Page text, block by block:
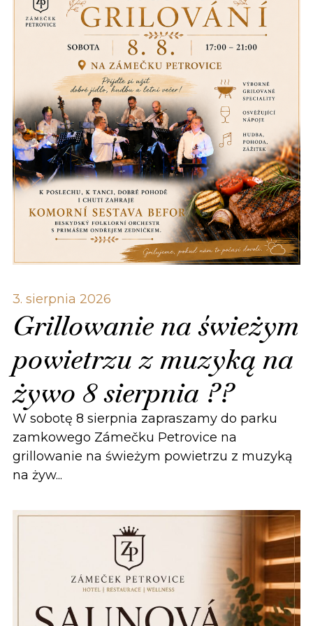
3. sierpnia 2026
Grillowanie na świeżym
powietrzu z muzyką na
żywo 8 sierpnia ??
W sobotę 8 sierpnia zapraszamy do parku
zamkowego Zámečku Petrovice na
grillowanie na świeżym powietrzu z muzyką
na żyw...